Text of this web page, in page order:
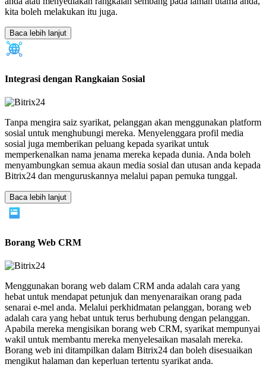
kita boleh melakukan itu juga.
Baca lebih lanjut
Integrasi dengan Rangkaian Sosial
Tanpa mengira saiz syarikat, pelanggan akan menggunakan platform
sosial untuk menghubungi mereka. Menyelenggara profil media
sosial juga memberikan peluang kepada syarikat untuk
memperkenalkan nama jenama mereka kepada dunia. Anda boleh
menyambungkan semua akaun media sosial dan utusan anda kepada
Bitrix24 dan menguruskannya melalui papan pemuka tunggal.
Baca lebih lanjut
Borang Web CRM
Menggunakan borang web dalam CRM anda adalah cara yang
hebat untuk mendapat petunjuk dan menyenaraikan orang pada
senarai e-mel anda. Melalui perkhidmatan pelanggan, borang web
adalah cara yang hebat untuk terus berhubung dengan pelanggan.
Apabila mereka mengisikan borang web CRM, syarikat mempunyai
wakil untuk membantu mereka menyelesaikan masalah mereka.
Borang web ini ditampilkan dalam Bitrix24 dan boleh disesuaikan
mengikut halaman dan keperluan tertentu syarikat anda.